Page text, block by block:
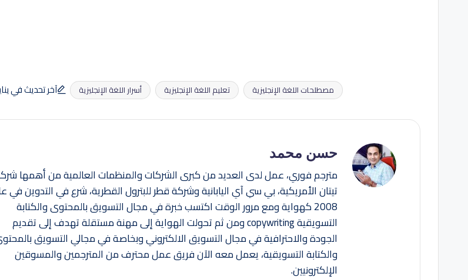
أسرار اللغة الإنجليزية تعليم اللغة الإنجليزية مصطلحات اللغة الإنجليزية آخر تحديث في يناير 13,
حسن محمد
مترجم فوري، عمل لدى العديد من كبرى الشركات والمنظمات العالمية من أهمها
تيتان الأمريكية، بي سي آي اليابانية وشركة قطر للبترول القطرية، شرع في التدوين في
2008 كهواية ومع مرور الوقت اكتسب خبرة في مجال التسويق بالمحتوى والكتابة
التسويقية copywriting ومن ثم تحولت الهواية إلى مهنة مستقلة تهدف إلى تقديم
الجودة والاحترافية في مجال التسويق الالكتروني وبخاصة في مجالي التسويق
والكتابة التسويقية، يعمل معه الآن فريق عمل محترف من المترجمين والمسوقين
الإلكترونيين.